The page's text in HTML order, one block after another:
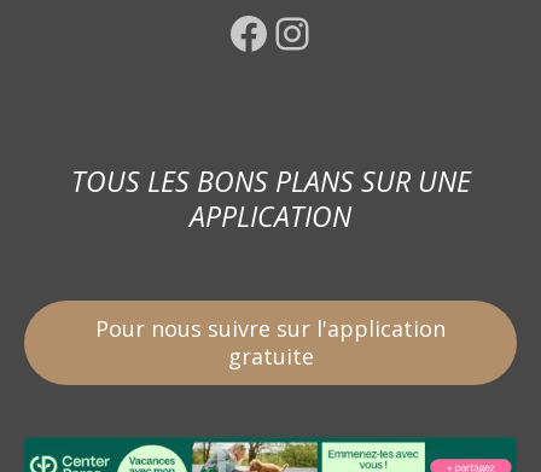
Facebook Instagram
TOUS LES BONS PLANS SUR UNE
APPLICATION
Pour nous suivre sur l'application
gratuite